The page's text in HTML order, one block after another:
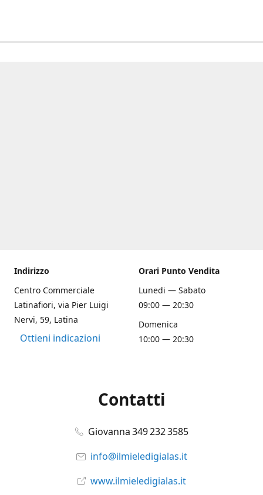
Indirizzo
Centro Commerciale
Latinafiori, via Pier Luigi
Nervi, 59, Latina
Ottieni indicazioni
Orari Punto Vendita
Lunedi — Sabato
09:00 — 20:30
Domenica
10:00 — 20:30
Contatti
Giovanna 349 232 3585
info@ilmieledigialas.it
www.ilmieledigialas.it